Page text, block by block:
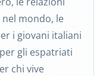
mondo, le
i giovani italiani
gli espatriati
chi vive